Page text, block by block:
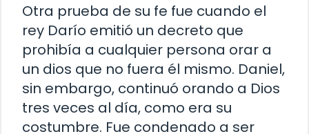
Otra prueba de su fe fue cuando el
rey Darío emitió un decreto que
prohibía a cualquier persona orar a
un dios que no fuera él mismo. Daniel,
sin embargo, continuó orando a Dios
tres veces al día, como era su
costumbre. Fue condenado a ser